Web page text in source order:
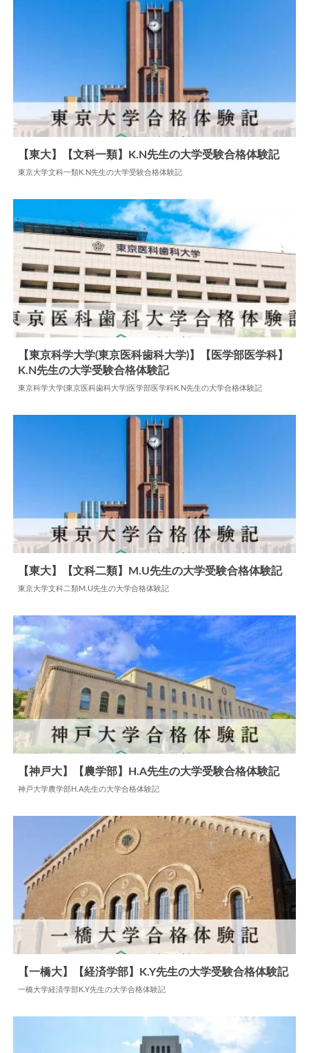
【東大】【文科一類】K.N先生の大学受験合格体験記
東京大学文科一類K.N先生の大学受験合格体験記
大学合格体験記 2024.06.10
【東京科学大学(東京医科歯科大学)】【医学部医学科】
K.N先生の大学受験合格体験記
東京科学大学(東京医科歯科大学)医学部医学科K.N先生の大学合格体験記
【東大】【文科二類】M.U先生の大学受験合格体験記
東京大学文科二類M.U先生の大学合格体験記
【神戸大】【農学部】H.A先生の大学受験合格体験記
神戸大学農学部H.A先生の大学合格体験記
【一橋大】【経済学部】K.Y先生の大学受験合格体験記
一橋大学経済学部K.Y先生の大学合格体験記